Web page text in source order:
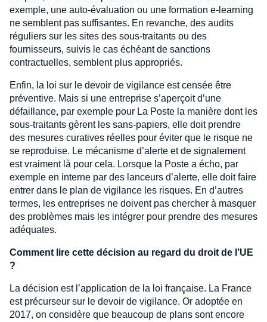
exemple, une auto-évaluation ou une formation e-learning
ne semblent pas suffisantes. En revanche, des audits
réguliers sur les sites des sous-traitants ou des
fournisseurs, suivis le cas échéant de sanctions
contractuelles, semblent plus appropriés.
Enfin, la loi sur le devoir de vigilance est censée être
préventive. Mais si une entreprise s’aperçoit d’une
défaillance, par exemple pour La Poste la manière dont les
sous-traitants gèrent les sans-papiers, elle doit prendre
des mesures curatives réelles pour éviter que le risque ne
se reproduise. Le mécanisme d’alerte et de signalement
est vraiment là pour cela. Lorsque la Poste a écho, par
exemple en interne par des lanceurs d’alerte, elle doit faire
entrer dans le plan de vigilance les risques. En d’autres
termes, les entreprises ne doivent pas chercher à masquer
des problèmes mais les intégrer pour prendre des mesures
adéquates.
Comment lire cette décision au regard du droit de l’UE
?
La décision est l’application de la loi française. La France
est précurseur sur le devoir de vigilance. Or adoptée en
2017, on considère que beaucoup de plans sont encore